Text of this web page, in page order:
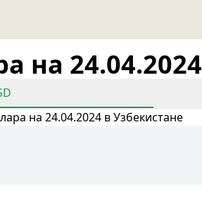
на 24.04.2024
на 24.04.2024 в Узбекистане